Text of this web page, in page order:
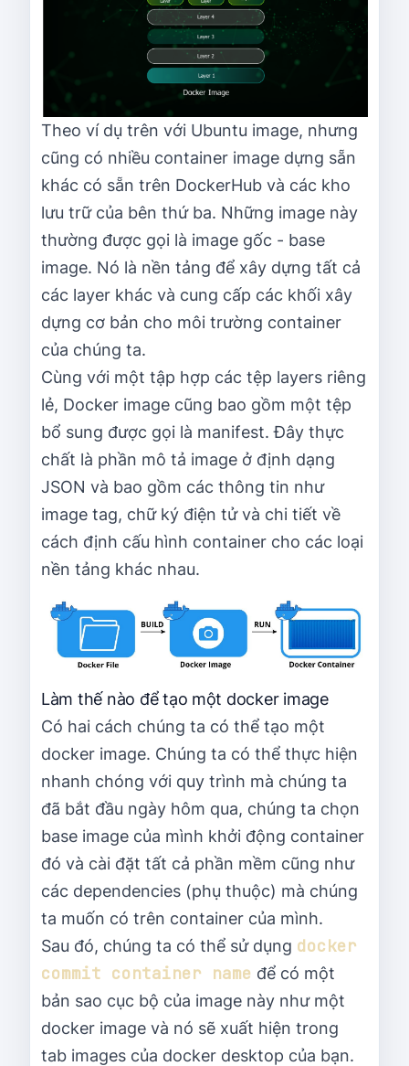
Theo ví dụ trên với Ubuntu image, nhưng
cũng có nhiều container image dựng sẵn
khác có sẵn trên DockerHub và các kho
lưu trữ của bên thứ ba. Những image này
thường được gọi là image gốc - base
image. Nó là nền tảng để xây dựng tất cả
các layer khác và cung cấp các khối xây
dựng cơ bản cho môi trường container
của chúng ta.
Cùng với một tập hợp các tệp layers riêng
lẻ, Docker image cũng bao gồm một tệp
bổ sung được gọi là manifest. Đây thực
chất là phần mô tả image ở định dạng
JSON và bao gồm các thông tin như
image tag, chữ ký điện tử và chi tiết về
cách định cấu hình container cho các loại
nền tảng khác nhau.
Làm thế nào để tạo một docker image
Có hai cách chúng ta có thể tạo một
docker image. Chúng ta có thể thực hiện
nhanh chóng với quy trình mà chúng ta
đã bắt đầu ngày hôm qua, chúng ta chọn
base image của mình khởi động container
đó và cài đặt tất cả phần mềm cũng như
các dependencies (phụ thuộc) mà chúng
ta muốn có trên container của mình.
Sau đó, chúng ta có thể sử dụng docker
commit container name để có một
bản sao cục bộ của image này như một
docker image và nó sẽ xuất hiện trong
tab images của docker desktop của bạn.